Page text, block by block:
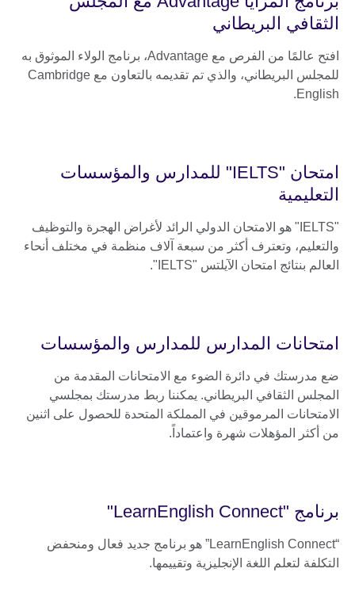
الثقافي البريطاني
افتح عالمًا من الفرص مع Advantage، برنامج الولاء الموثوق به
للمجلس البريطاني، والذي تم تقديمه بالتعاون مع Cambridge
English.
امتحان "IELTS" للمدارس والمؤسسات
التعليمية
"IELTS" هو الامتحان الدولي الرائد لأغراض الهجرة والتوظيف
والتعليم، وتعترف أكثر من سبعة آلاف منظمة في مختلف أنحاء
العالم بنتائج امتحان الآيلتس "IELTS".
امتحانات المدارس للمدارس والمؤسسات
ضع مدرستك في دائرة الضوء مع الامتحانات المقدمة من
المجلس الثقافي البريطاني. يمكننا ربط مدرستك بمجلسي
الامتحانات المرموقين في المملكة المتحدة للحصول على اثنين
من أكثر المؤهلات شهرة واعتماداً.
برنامج "LearnEnglish Connect"
“LearnEnglish Connect” هو برنامج جديد فعال ومنحفض
التكلفة لتعلم اللغة الإنجليزية وتقييمها.